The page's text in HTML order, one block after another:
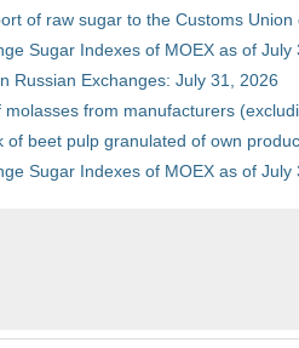
of raw sugar to the Customs
Sugar Indexes of MOEX as of July
Russian Exchanges: July 31, 2026
from manufacturers
of beet pulp granulated of own
Sugar Indexes of MOEX as of July